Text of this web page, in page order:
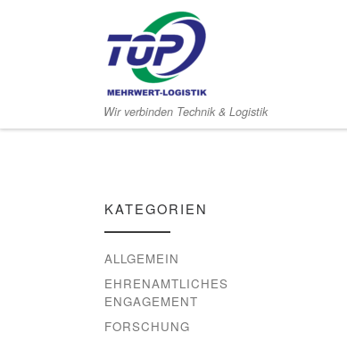
Zum Inhalt springen
Wir verbinden Technik & Logistik
KATEGORIEN
ALLGEMEIN
EHRENAMTLICHES
ENGAGEMENT
FORSCHUNG